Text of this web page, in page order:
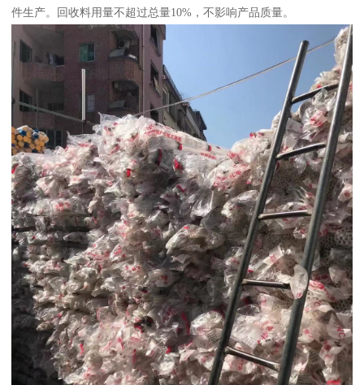
件生产。回收料用量不超过总量10%，不影响产品质量。